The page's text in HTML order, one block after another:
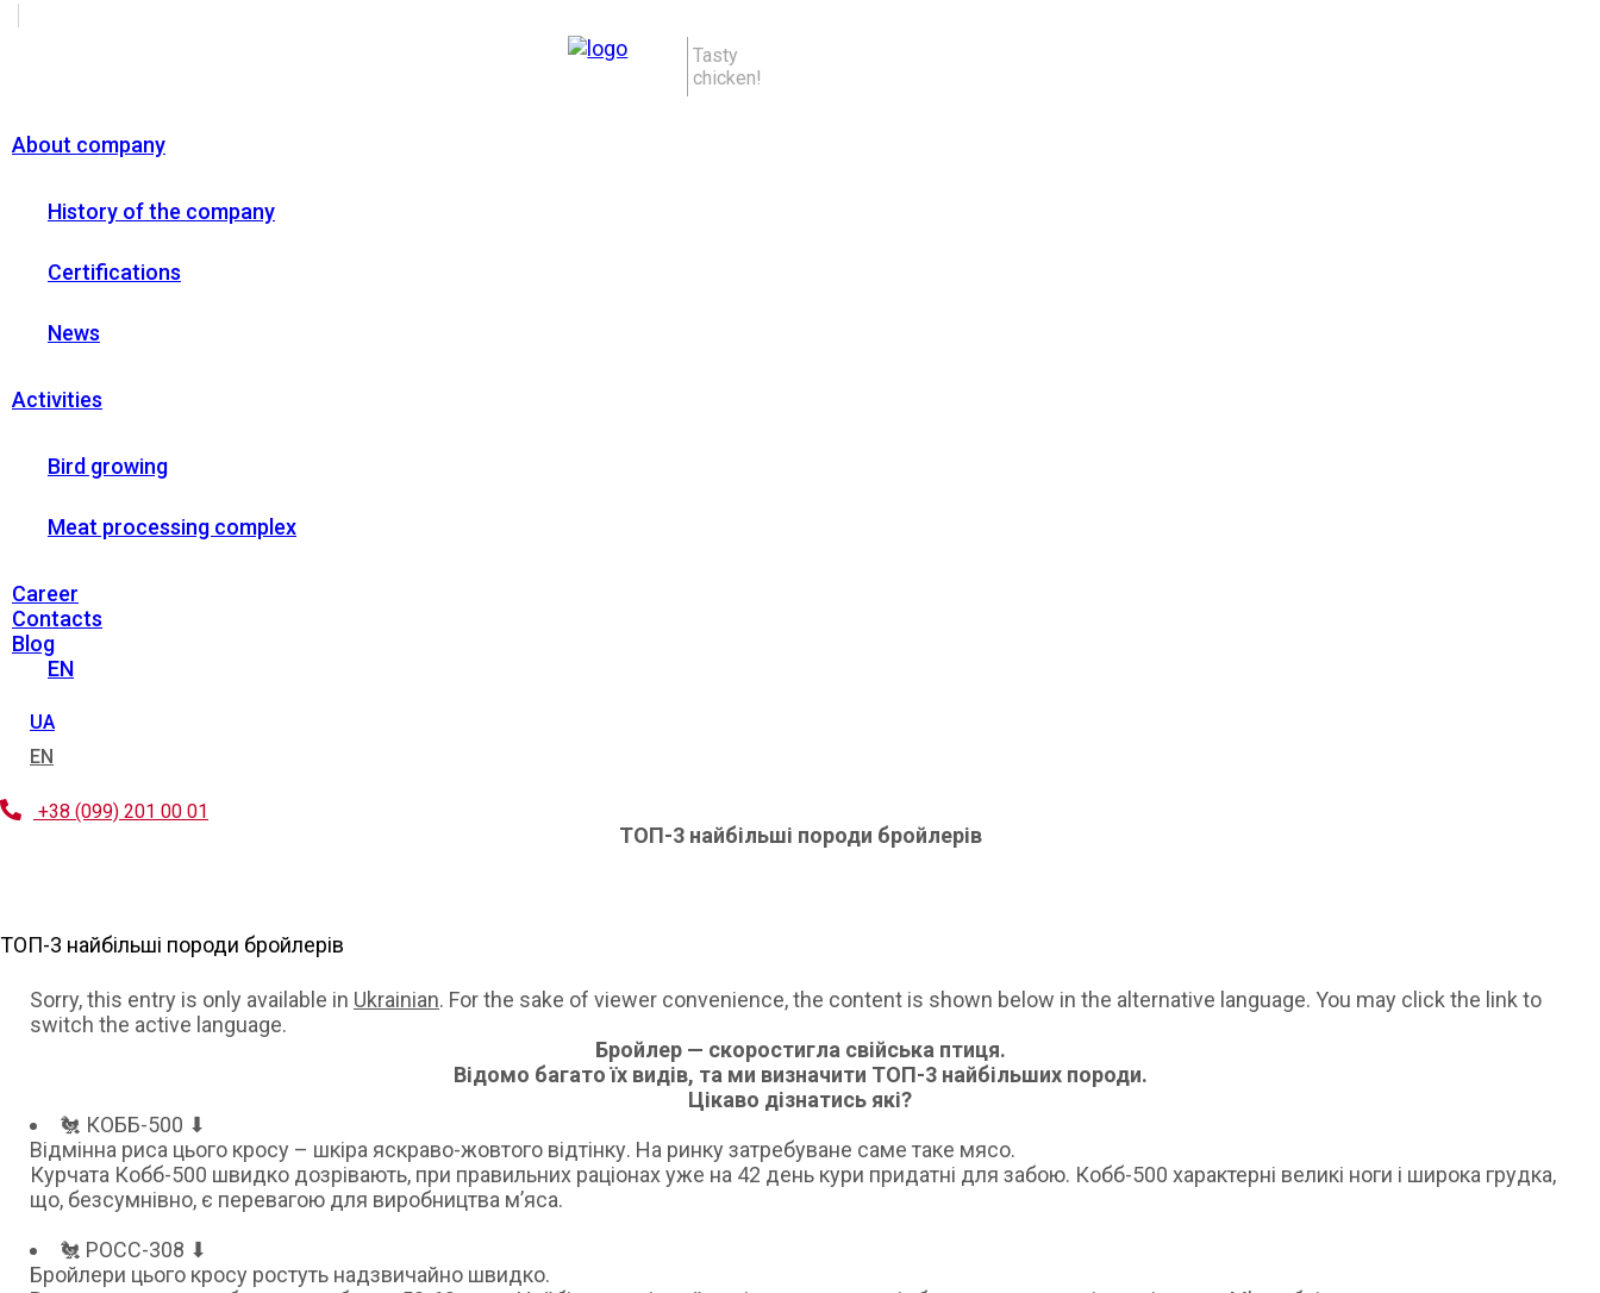
Tasty
chicken!
About company
History of the company
Certifications
News
Activities
Bird growing
Meat processing complex
Career
Contacts
Blog
EN
UA
EN
+38 (099) 201 00 01
ТОП-3 найбільші породи бройлерів
ТОП-3 найбільші породи бройлерів
Sorry, this entry is only available in Ukrainian. For the sake of viewer convenience, the content is shown below in the alternative language. You may click the link to
switch the active language.
Бройлер — скоростигла свійська птиця.
Відомо багато їх видів, та ми визначити ТОП-3 найбільших породи.
Цікаво дізнатись які?
🐔 КОББ-500 ⬇
Відмінна риса цього кросу – шкіра яскраво-жовтого відтінку. На ринку затребуване саме таке мясо.
Курчата Кобб-500 швидко дозрівають, при правильних раціонах уже на 42 день кури придатні для забою. Кобб-500 характерні великі ноги і широка грудка,
що, безсумнівно, є перевагою для виробництва м’яса.
🐔 РОСС-308 ⬇
Бройлери цього кросу ростуть надзвичайно швидко.